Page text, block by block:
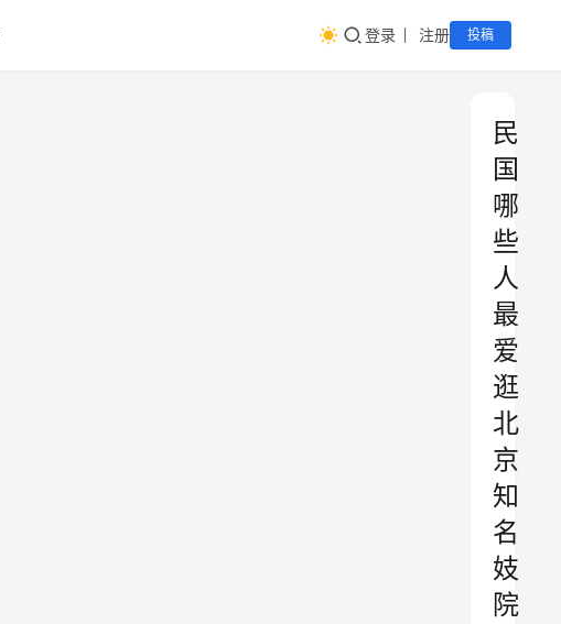
登录 注册 投稿
民
国
哪
些
人
最
爱
逛
北
京
知
名
妓
院